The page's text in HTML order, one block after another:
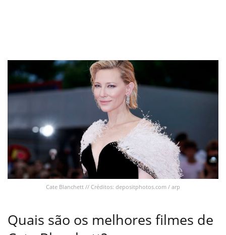
Cate Blanchett // Créditos: depositphotos.com / arp
Quais são os melhores filmes de